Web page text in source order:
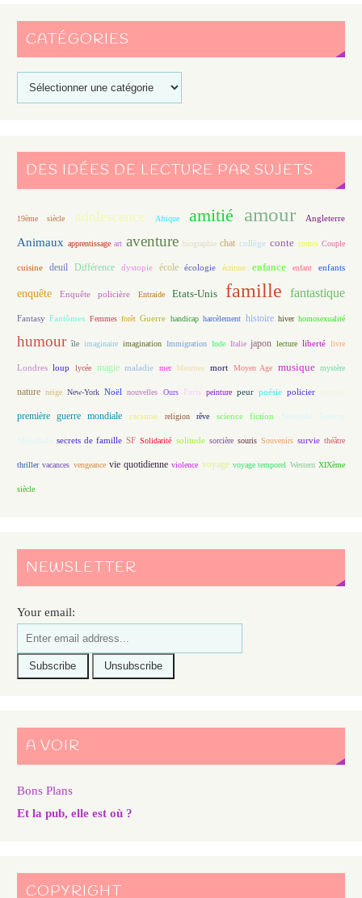
CATÉGORIES
DES IDÉES DE LECTURE PAR SUJETS
19ème siècle adolescence Afrique amitié amour Angleterre
Animaux apprentissage art aventure biographie chat collège conte contes Couple
cuisine deuil Différence dystopie école écologie écriture enfance enfant enfants
enquête Enquête policière Entraide Etats-Unis famille fantastique
Fantasy Fantômes Femmes forêt Guerre handicap harcèlement histoire hiver homosexualité
humour île imaginaire imagination Immigration Inde Italie japon lecture liberté livre
Londres loup lycée magie maladie mer Meurtres mort Moyen Age musique mystère
nature neige New-York Noël nouvelles Ours Paris peinture peur poésie policier
première guerre mondiale racisme religion rêve science fiction Seconde Guerre
Mondiale secrets de famille SF Solidarité solitude sorcière souris Souvenirs survie théâtre
thriller vacances vengeance vie quotidienne violence voyage voyage temporel Western XIXème
siècle
NEWSLETTER
Your email:
A VOIR
Bons Plans
Et la pub, elle est où ?
COPYRIGHT